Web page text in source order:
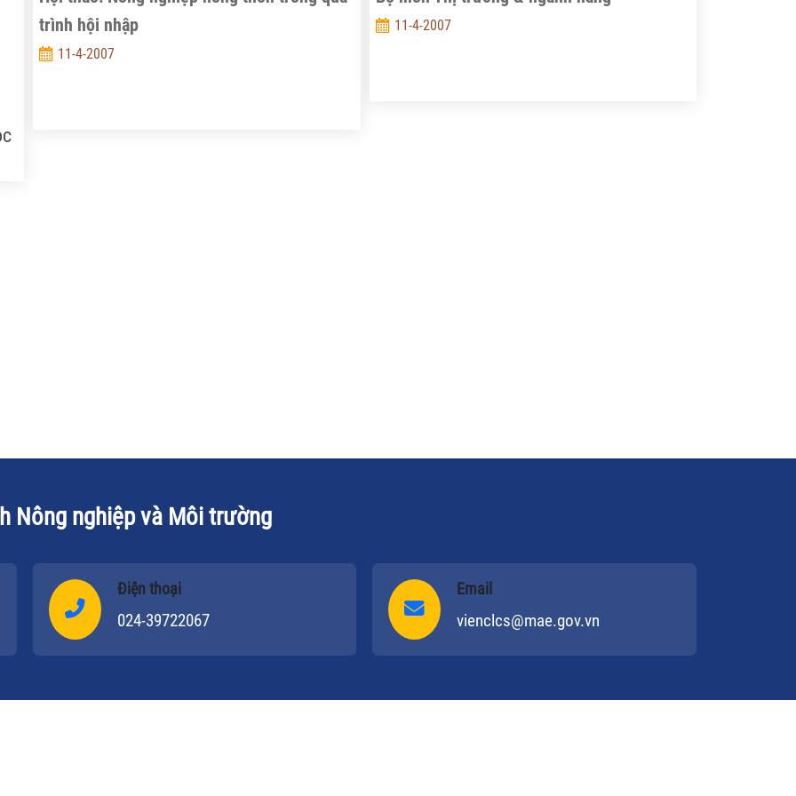
trình hội nhập
11-4-2007
11-4-2007
Nông nghiệp và Môi trường
Điện thoại
024-39722067
Email
vienclcs@mae.gov.vn